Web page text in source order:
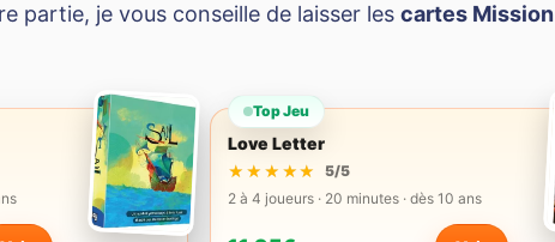
partie, je vous conseille de laisser les cartes Mission
Top Jeu
Love Letter
★★★★★
★★★★★
5/5
2 à 4 joueurs · 20 minutes · dès 10 ans